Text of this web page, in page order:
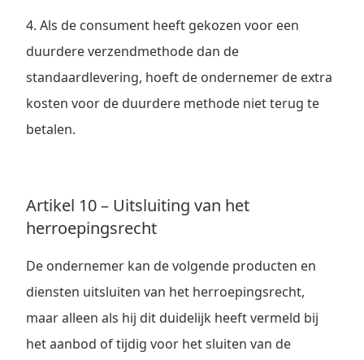
4. Als de consument heeft gekozen voor een
duurdere verzendmethode dan de
standaardlevering, hoeft de ondernemer de extra
kosten voor de duurdere methode niet terug te
betalen.
Artikel 10 – Uitsluiting van het
herroepingsrecht
De ondernemer kan de volgende producten en
diensten uitsluiten van het herroepingsrecht,
maar alleen als hij dit duidelijk heeft vermeld bij
het aanbod of tijdig voor het sluiten van de